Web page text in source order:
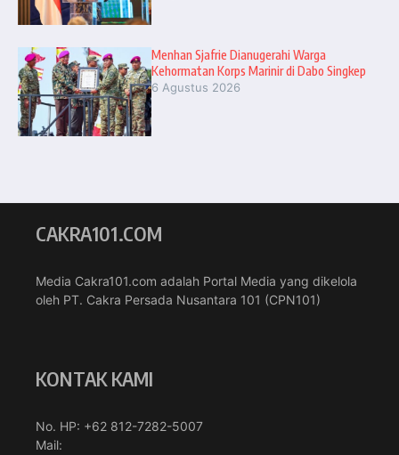
Menhan Sjafrie Dianugerahi Warga
Kehormatan Korps Marinir di Dabo Singkep
6 Agustus 2026
CAKRA101.COM
Media Cakra101.com adalah Portal Media yang dikelola
oleh PT. Cakra Persada Nusantara 101 (CPN101)
KONTAK KAMI
No. HP: +62 812-7282-5007
Mail: